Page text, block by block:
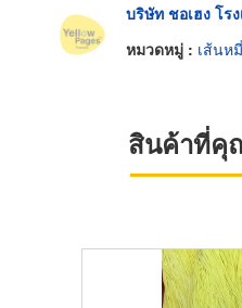
บริษัท ชอเฮง โร
หมวดหมู่ : เส้นหมี่
สินค้าที่คุ